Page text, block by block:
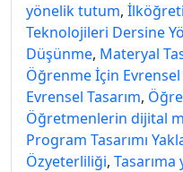
yönelik tutum,
Teknolojileri Dersine
Düşünme, Materyal
Öğrenme İçin Evrensel
Evrensel Tasarım,
Öğretmenlerin dijital
Program Tasarımı
Özyeterliliği,